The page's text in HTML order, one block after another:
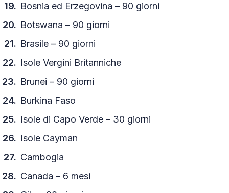
Bosnia ed Erzegovina – 90 giorni
Botswana – 90 giorni
Brasile – 90 giorni
Isole Vergini Britanniche
Brunei – 90 giorni
Burkina Faso
Isole di Capo Verde – 30 giorni
Isole Cayman
Cambogia
Canada – 6 mesi